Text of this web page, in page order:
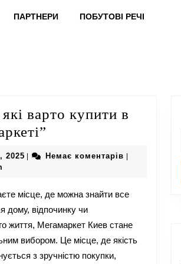
ПАРТНЕРИ ПОБУТОВІ РЕЧІ
варто купити в
які
в
“Мегамаркеті”
2025 14
Немає коментарів
місце, де можна знайти все
дому, відпочинку чи
життя, Мегамаркет Киев стане
вибором. Це місце, де якість
з зручністю покупки,